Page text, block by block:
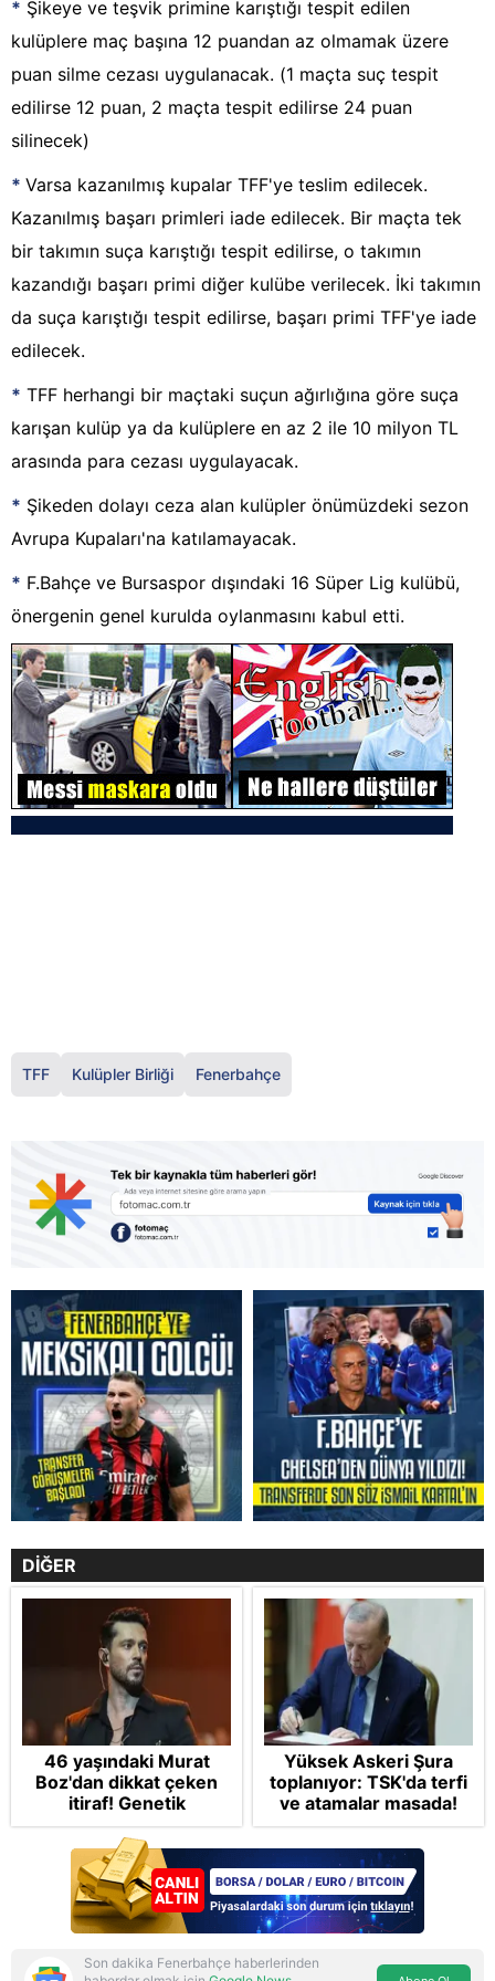
* Şikeye ve teşvik primine karıştığı tespit edilen
kulüplere maç başına 12 puandan az olmamak üzere
puan silme cezası uygulanacak. (1 maçta suç tespit
edilirse 12 puan, 2 maçta tespit edilirse 24 puan
silinecek)
* Varsa kazanılmış kupalar TFF'ye teslim edilecek.
Kazanılmış başarı primleri iade edilecek. Bir maçta tek
bir takımın suça karıştığı tespit edilirse, o takımın
kazandığı başarı primi diğer kulübe verilecek. İki takımın
da suça karıştığı tespit edilirse, başarı primi TFF'ye iade
edilecek.
* TFF herhangi bir maçtaki suçun ağırlığına göre suça
karışan kulüp ya da kulüplere en az 2 ile 10 milyon TL
arasında para cezası uygulayacak.
* Şikeden dolayı ceza alan kulüpler önümüzdeki sezon
Avrupa Kupaları'na katılamayacak.
* F.Bahçe ve Bursaspor dışındaki 16 Süper Lig kulübü,
önergenin genel kurulda oylanmasını kabul etti.
TFF Kulüpler Birliği Fenerbahçe
DİĞER
46 yaşındaki Murat
Boz'dan dikkat çeken
itiraf! Genetik
korkusunu açıkladı
Yüksek Askeri Şura
toplanıyor: TSK'da terfi
ve atamalar masada!
Deniz ve havada iki
farklı senaryo
Son dakika Fenerbahçe haberlerinden